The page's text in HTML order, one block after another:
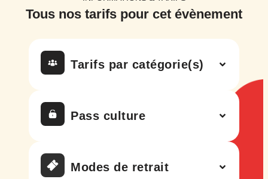
Tous nos tarifs pour cet évènement
Tarifs par catégorie(s)
Pass culture
Modes de retrait